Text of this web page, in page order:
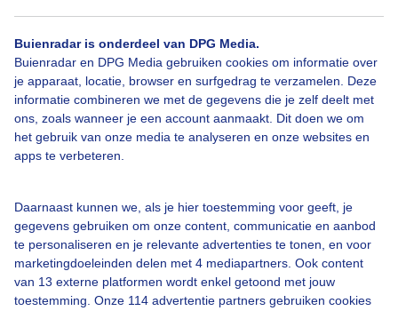
Buienradar is onderdeel van DPG Media.
Buienradar en DPG Media gebruiken cookies om informatie over
je apparaat, locatie, browser en surfgedrag te verzamelen. Deze
informatie combineren we met de gegevens die je zelf deelt met
ons, zoals wanneer je een account aanmaakt. Dit doen we om
het gebruik van onze media te analyseren en onze websites en
apps te verbeteren.
Daarnaast kunnen we, als je hier toestemming voor geeft, je
gegevens gebruiken om onze content, communicatie en aanbod
te personaliseren en je relevante advertenties te tonen, en voor
marketingdoeleinden delen met 4 mediapartners. Ook content
van 13 externe platformen wordt enkel getoond met jouw
toestemming. Onze 114 advertentie partners gebruiken cookies
Bekijk slideshow
Een moment geduld aub...